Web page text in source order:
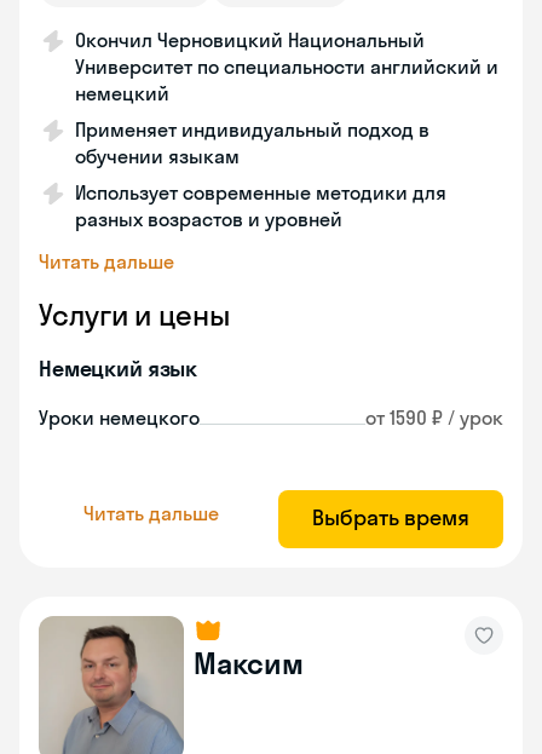
Окончил Черновицкий Национальный
Университет по специальности английский и
немецкий
Применяет индивидуальный подход в
обучении языкам
Использует современные методики для
разных возрастов и уровней
Читать дальше
Услуги и цены
Немецкий язык
Уроки немецкого от 1590 ₽ / урок
Читать дальше Выбрать время
Максим